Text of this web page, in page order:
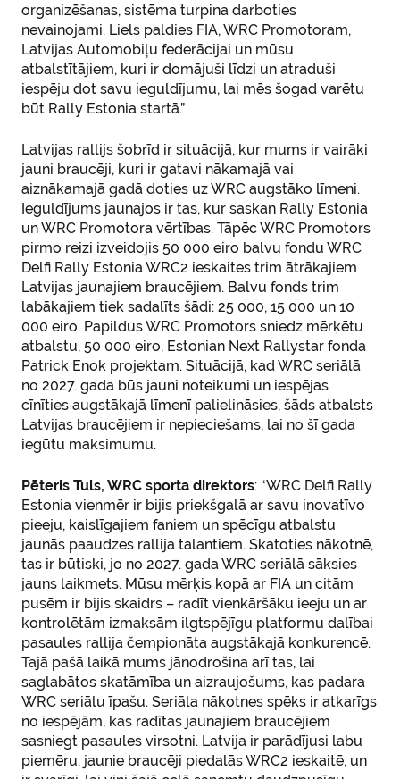
organizēšanas, sistēma turpina darboties
nevainojami. Liels paldies FIA, WRC Promotoram,
Latvijas Automobiļu federācijai un mūsu
atbalstītājiem, kuri ir domājuši līdzi un atraduši
iespēju dot savu ieguldījumu, lai mēs šogad varētu
būt Rally Estonia startā.”
Latvijas rallijs šobrīd ir situācijā, kur mums ir vairāki
jauni braucēji, kuri ir gatavi nākamajā vai
aiznākamajā gadā doties uz WRC augstāko līmeni.
Ieguldījums jaunajos ir tas, kur saskan Rally Estonia
un WRC Promotora vērtības. Tāpēc WRC Promotors
pirmo reizi izveidojis 50 000 eiro balvu fondu WRC
Delfi Rally Estonia WRC2 ieskaites trim ātrākajiem
Latvijas jaunajiem braucējiem. Balvu fonds trim
labākajiem tiek sadalīts šādi: 25 000, 15 000 un 10
000 eiro. Papildus WRC Promotors sniedz mērķētu
atbalstu, 50 000 eiro, Estonian Next Rallystar fonda
Patrick Enok projektam. Situācijā, kad WRC seriālā
no 2027. gada būs jauni noteikumi un iespējas
cīnīties augstākajā līmenī palielināsies, šāds atbalsts
Latvijas braucējiem ir nepieciešams, lai no šī gada
iegūtu maksimumu.
Pēteris Tuls, WRC sporta direktors: “WRC Delfi Rally
Estonia vienmēr ir bijis priekšgalā ar savu inovatīvo
pieeju, kaislīgajiem faniem un spēcīgu atbalstu
jaunās paaudzes rallija talantiem. Skatoties nākotnē,
tas ir būtiski, jo no 2027. gada WRC seriālā sāksies
jauns laikmets. Mūsu mērķis kopā ar FIA un citām
pusēm ir bijis skaidrs – radīt vienkāršāku ieeju un ar
kontrolētām izmaksām ilgtspējīgu platformu dalībai
pasaules rallija čempionāta augstākajā konkurencē.
Tajā pašā laikā mums jānodrošina arī tas, lai
saglabātos skatāmība un aizraujošums, kas padara
WRC seriālu īpašu. Seriāla nākotnes spēks ir atkarīgs
no iespējām, kas radītas jaunajiem braucējiem
sasniegt pasaules virsotni. Latvija ir parādījusi labu
piemēru, jaunie braucēji piedalās WRC2 ieskaitē, un